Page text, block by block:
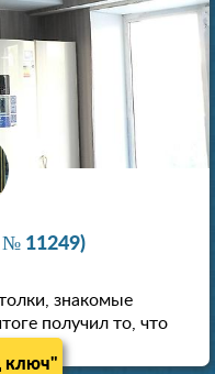
№ 11249)
знакомые
получил то, что
ключ"